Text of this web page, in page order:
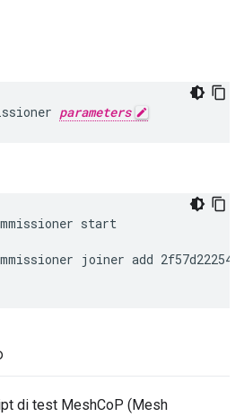
parameters
start
joiner add
di test MeshCoP (Mesh